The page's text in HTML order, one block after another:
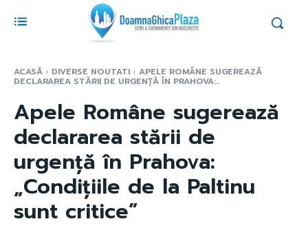
ACASĂ DIVERSE NOUTATI APELE ROMÂNE SUGEREAZĂ
DECLARAREA STĂRII DE URGENȚĂ ÎN PRAHOVA:...
Apele Române sugerează
declararea stării de
urgență în Prahova:
„Condițiile de la Paltinu
sunt critice”